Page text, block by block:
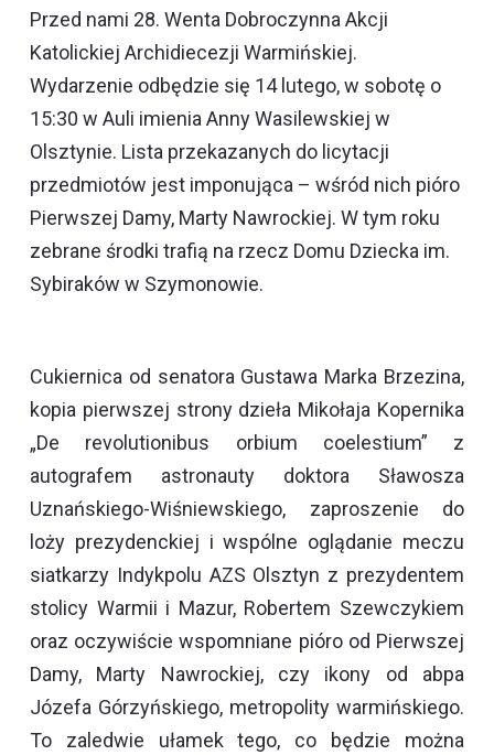
Przed nami 28. Wenta Dobroczynna Akcji
Katolickiej Archidiecezji Warmińskiej.
Wydarzenie odbędzie się 14 lutego, w sobotę o
15:30 w Auli imienia Anny Wasilewskiej w
Olsztynie. Lista przekazanych do licytacji
przedmiotów jest imponująca – wśród nich pióro
Pierwszej Damy, Marty Nawrockiej. W tym roku
zebrane środki trafią na rzecz Domu Dziecka im.
Sybiraków w Szymonowie.
Cukiernica od senatora Gustawa Marka Brzezina,
kopia pierwszej strony dzieła Mikołaja Kopernika
„De revolutionibus orbium coelestium” z
autografem astronauty doktora Sławosza
Uznańskiego-Wiśniewskiego, zaproszenie do
loży prezydenckiej i wspólne oglądanie meczu
siatkarzy Indykpolu AZS Olsztyn z prezydentem
stolicy Warmii i Mazur, Robertem Szewczykiem
oraz oczywiście wspomniane pióro od Pierwszej
Damy, Marty Nawrockiej, czy ikony od abpa
Józefa Górzyńskiego, metropolity warmińskiego.
To zaledwie ułamek tego, co będzie można